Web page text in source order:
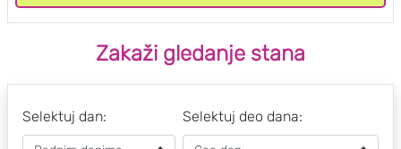
Zakaži gledanje stana
Selektuj dan: Selektuj deo dana: